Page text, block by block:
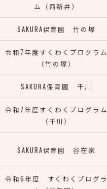
ム（西新井）
SAKURA保育園 竹の塚
令和7年度すくわくプログラム
（竹の塚）
SAKURA保育園 千川
令和7年度すくわくプログラム
（千川）
SAKURA保育園 谷在家
令和6年度 すくわくプログラ